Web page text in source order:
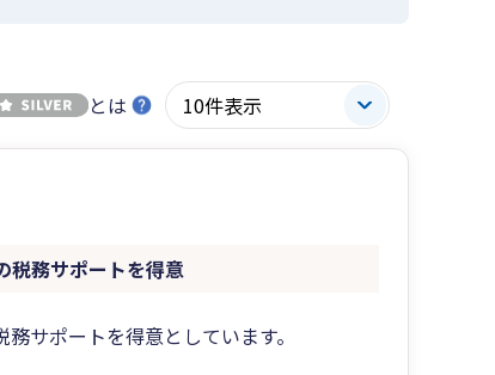
とは
税務サポートを得意
サポートを得意としています。